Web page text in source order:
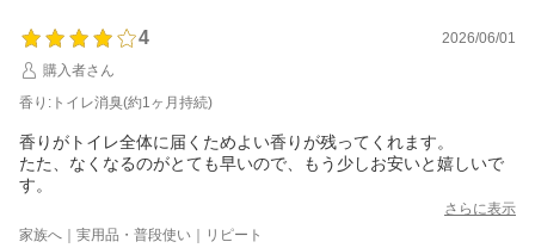
4
2026/06/01
購入者さん
香り:トイレ消臭(約1ヶ月持続)
香りがトイレ全体に届くためよい香りが残ってくれます。
たた、なくなるのがとても早いので、もう少しお安いと嬉しいで
す。
さらに表示
家族へ｜実用品・普段使い｜リピート